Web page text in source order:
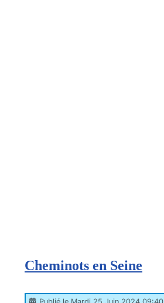
Cheminots en Seine